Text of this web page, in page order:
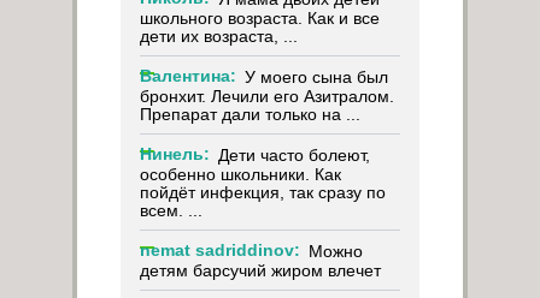
школьного возраста. Как и все
дети их возраста, ...
Валентина: У моего сына был
бронхит. Лечили его Азитралом.
Препарат дали только на ...
Нинель: Дети часто болеют,
особенно школьники. Как
пойдёт инфекция, так сразу по
всем. ...
nemat sadriddinov: Можно
детям барсучий жиром влечет